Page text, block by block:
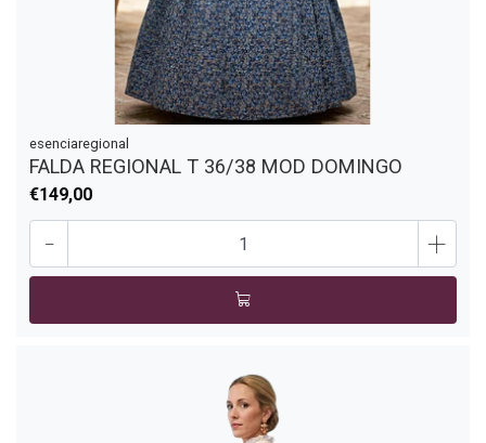
esenciaregional
FALDA REGIONAL T 36/38 MOD DOMINGO
€149,00
- +